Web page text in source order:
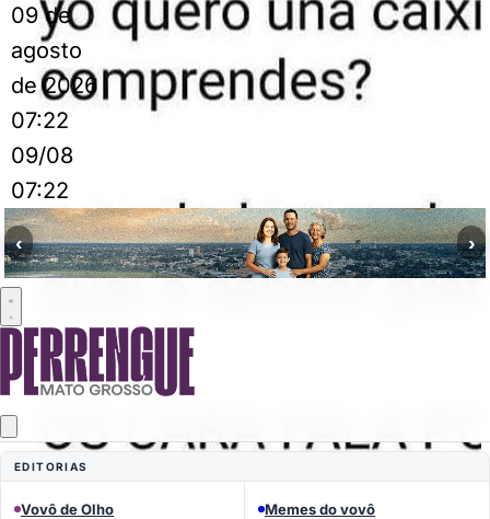
09 de
agosto
de 2026
07:22
09/08
07:22
‹ ›
EDITORIAS
Vovô de Olho Memes do vovô